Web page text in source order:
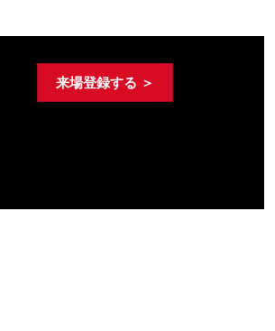
来場登録する ＞